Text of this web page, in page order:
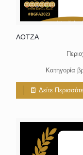
ΛΟΤΖΑ
Κατηγορία
Δείτε